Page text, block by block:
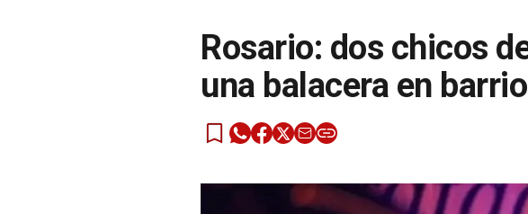
Rosario: dos chicos
una balacera en